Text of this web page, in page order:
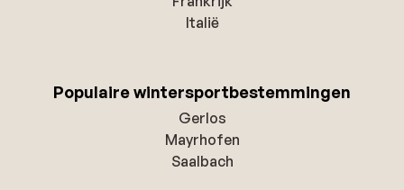
Italië
Populaire wintersportbestemmingen
Gerlos
Mayrhofen
Saalbach